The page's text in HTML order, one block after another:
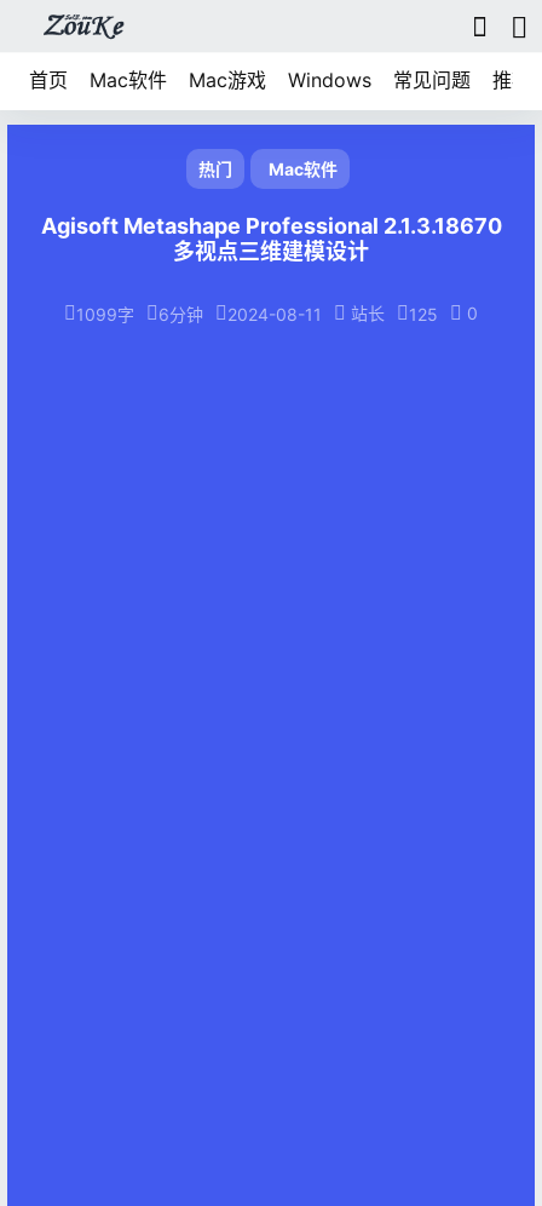
首页 Mac软件 Mac游戏 Windows 常见问题 推荐
热门 Mac软件
Agisoft Metashape Professional 2.1.3.18670
多视点三维建模设计
1099字 6分钟 2024-08-11 站长 125 0